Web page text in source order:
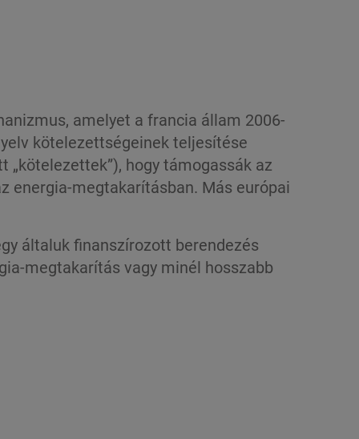
amelyet a francia állam 2006-
kötelezettségeinek teljesítése
hogy támogassák az
energia-megtakarításban. Más európai
általuk finanszírozott berendezés
megtakarítás vagy minél hosszabb